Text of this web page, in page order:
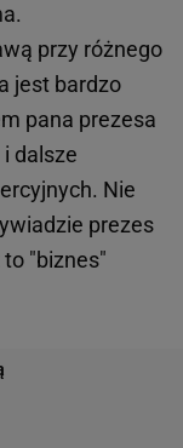
przy różnego
jest bardzo
pana prezesa
dalsze
Nie
prezes
to "biznes"